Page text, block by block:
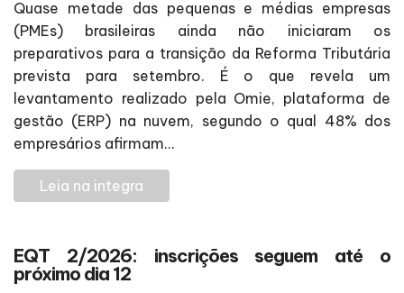
Quase metade das pequenas e médias empresas
(PMEs) brasileiras ainda não iniciaram os
preparativos para a transição da Reforma Tributária
prevista para setembro. É o que revela um
levantamento realizado pela Omie, plataforma de
gestão (ERP) na nuvem, segundo o qual 48% dos
empresários afirmam...
Leia na integra
EQT 2/2026: inscrições seguem até o
próximo dia 12